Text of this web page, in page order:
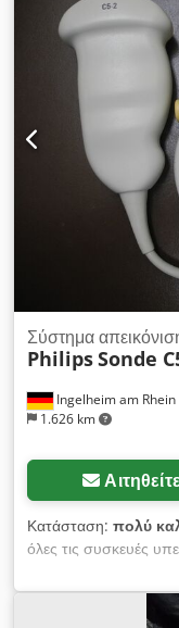
Ingelheim am Rhein
1.626 km
Σύστημα
PhilipsSonde
Κατάσταση: πολύ
όλες τις συσκευές
HD11/XE Μπορούμε
κυρτούς καθετήρες
Array από